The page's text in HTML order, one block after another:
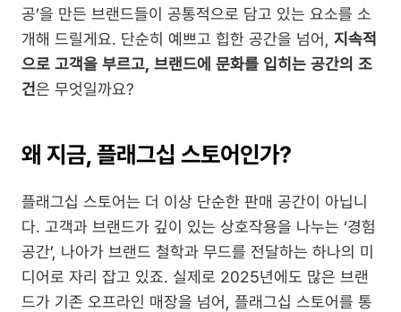
공’을 만든 브랜드들이 공통적으로 담고 있는 요소를 소
개해 드릴게요. 단순히 예쁘고 힙한 공간을 넘어, 지속적
으로 고객을 부르고, 브랜드에 문화를 입히는 공간의 조
건은 무엇일까요?
왜 지금, 플래그십 스토어인가?
플래그십 스토어는 더 이상 단순한 판매 공간이 아닙니
다. 고객과 브랜드가 깊이 있는 상호작용을 나누는 ‘경험
공간’, 나아가 브랜드 철학과 무드를 전달하는 하나의 미
디어로 자리 잡고 있죠. 실제로 2025년에도 많은 브랜
드가 기존 오프라인 매장을 넘어, 플래그십 스토어를 통